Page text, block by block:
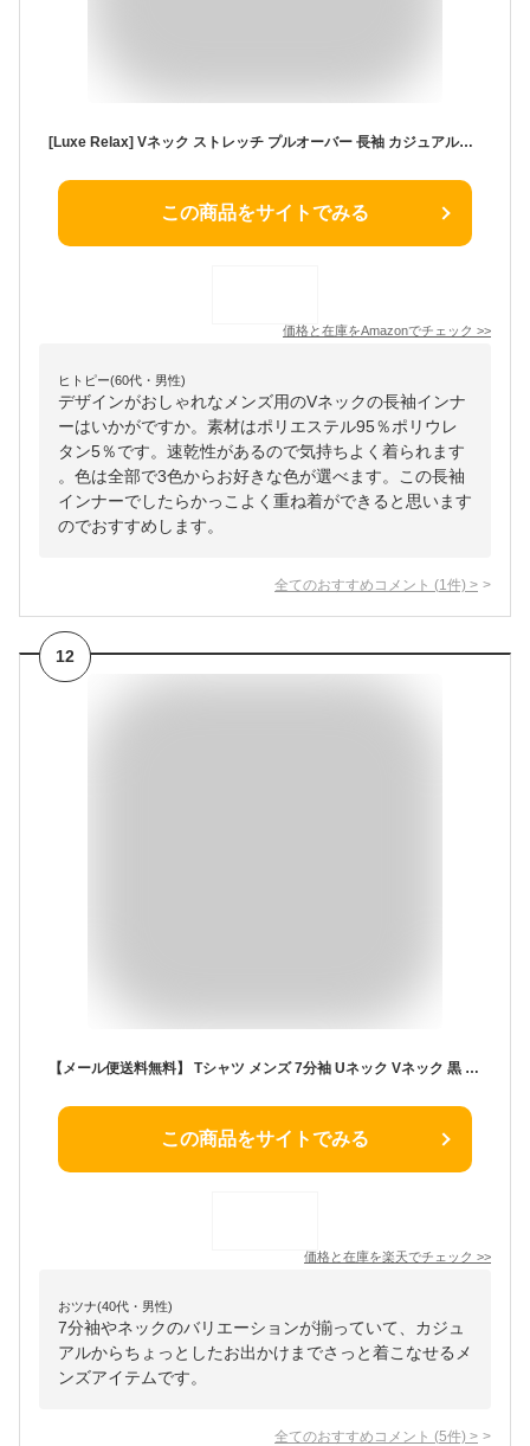
[Luxe Relax] Vネック ストレッチ プルオーバー 長袖 カジュアルシャツ インナーシャツ シンプル 秋 冬 無地tシャツ 暖かい服 ゆったり 通販 韓国系 カジュアルシャツ おしゃれ カットソー ヘビーウェイト サイクリング インナー ビジネス ランニング アウトドア 重ね着 秋物 バレー 秋パジャマトップス メンズ 3A-L26-BRXL
この商品をサイトでみる
価格と在庫をAmazonでチェック >>
ヒトピー(60代・男性)
デザインがおしゃれなメンズ用のVネックの長袖インナ
ーはいかがですか。素材はポリエステル95％ポリウレ
タン5％です。速乾性があるので気持ちよく着られます
。色は全部で3色からお好きな色が選べます。この長袖
インナーでしたらかっこよく重ね着ができると思います
のでおすすめします。
全てのおすすめコメント (1 件) >
12
【メール便送料無料】 Tシャツ メンズ 7分袖 Uネック Vネック 黒 白 ネイビー グレー ブラック ホワイト フライス 丸首 V首 カットソー ベーシック M L XL インナー 綿 重ね着 7分丈 大きいサイズ トップス コットン ポリエステル 長袖と半袖の中間丈 7分袖Tシャツ 定番
この商品をサイトでみる
価格と在庫を楽天でチェック >>
おツナ(40代・男性)
7分袖やネックのバリエーションが揃っていて、カジュ
アルからちょっとしたお出かけまでさっと着こなせるメ
ンズアイテムです。
全てのおすすめコメント (5件) >